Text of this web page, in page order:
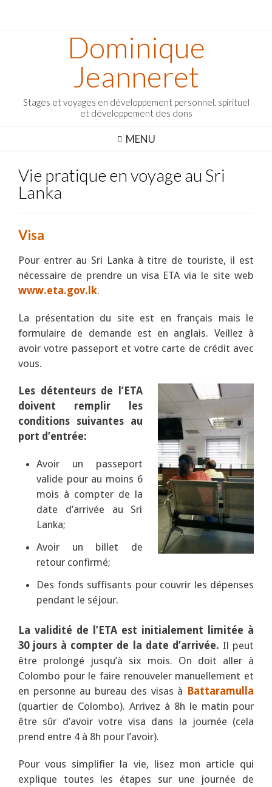
Dominique
Jeanneret
Stages et voyages en développement personnel, spirituel
et développement des dons
MENU
Vie pratique en voyage au Sri
Lanka
Visa
Pour entrer au Sri Lanka à titre de touriste, il est
nécessaire de prendre un visa ETA via le site web
www.eta.gov.lk.
La présentation du site est en français mais le
formulaire de demande est en anglais. Veillez à
avoir votre passeport et votre carte de crédit avec
vous.
Les détenteurs de l’ETA
doivent remplir les
conditions suivantes au
port d’entrée:
Avoir un passeport
valide pour au moins 6
mois à compter de la
date d’arrivée au Sri
Lanka;
Avoir un billet de
retour confirmé;
Des fonds suffisants pour couvrir les dépenses
pendant le séjour.
La validité de l’ETA est initialement limitée à
30 jours à compter de la date d’arrivée. Il peut
être prolongé jusqu’à six mois. On doit aller à
Colombo pour le faire renouveler manuellement et
en personne au bureau des visas à Battaramulla
(quartier de Colombo). Arrivez à 8h le matin pour
être sûr d’avoir votre visa dans la journée (cela
prend entre 4 à 8h pour l’avoir).
Pour vous simplifier la vie, lisez mon article qui
explique toutes les étapes sur une journée de